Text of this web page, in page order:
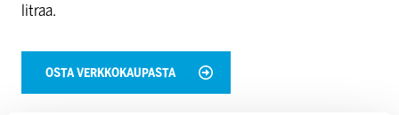
litraa.
OSTA VERKKOKAUPASTA